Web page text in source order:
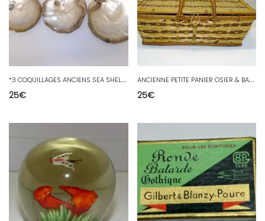
*
3 COQUILLAGES ANCIENS SEA SHELL HUITRES PERLIERES JUS de grenier avec USURES D
25€
A
NCIENNE PETITE PANIER OSIER & BAMBOU pour rangement COUTURE BEAUTE ou AUTRE XXe
25€